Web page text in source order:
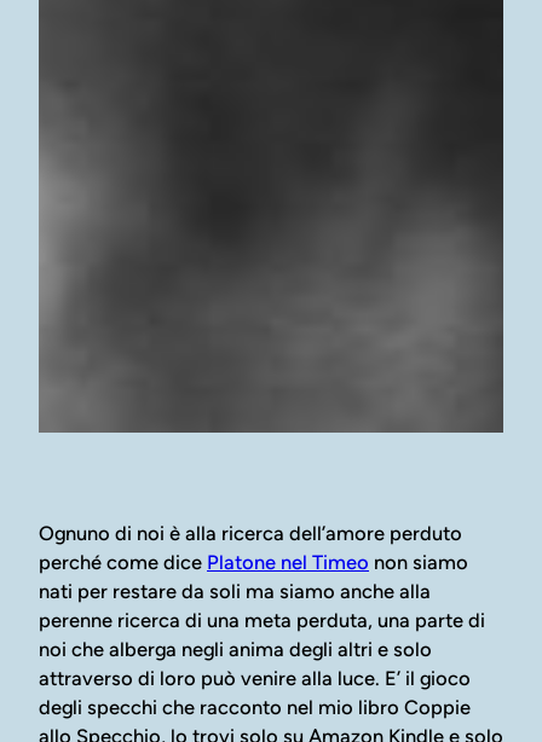
Ognuno di noi è alla ricerca dell’amore perduto
perché come dice Platone nel Timeo non siamo
nati per restare da soli ma siamo anche alla
perenne ricerca di una meta perduta, una parte di
noi che alberga negli anima degli altri e solo
attraverso di loro può venire alla luce. E’ il gioco
degli specchi che racconto nel mio libro Coppie
allo Specchio, lo trovi solo su Amazon Kindle e solo